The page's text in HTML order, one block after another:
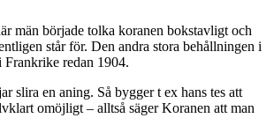
män började tolka koranen bokstavligt och
står för. Den andra stora behållningen i
Frankrike redan 1904.
slira en aning. Så bygger t ex hans tes att
omöjligt – alltså säger Koranen att man